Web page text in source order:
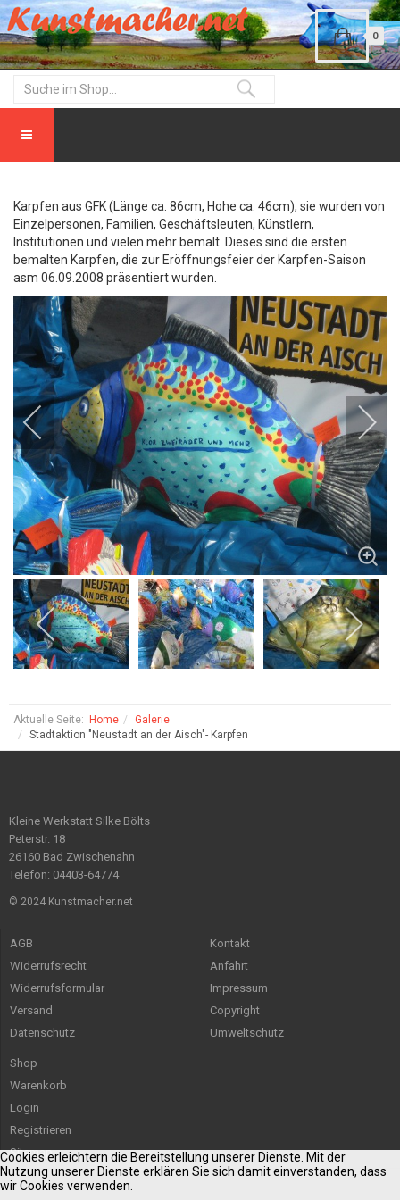
0
Karpfen aus GFK (Länge ca. 86cm, Hohe ca. 46cm), sie wurden von
Einzelpersonen, Familien, Geschäftsleuten, Künstlern,
Institutionen und vielen mehr bemalt. Dieses sind die ersten
bemalten Karpfen, die zur Eröffnungsfeier der Karpfen-Saison
asm 06.09.2008 präsentiert wurden.
Aktuelle Seite: Home
Galerie
Stadtaktion "Neustadt an der Aisch"- Karpfen
Kleine Werkstatt Silke Bölts
Peterstr. 18
26160 Bad Zwischenahn
Telefon: 04403-64774
© 2024 Kunstmacher.net
AGB
Widerrufsrecht
Widerrufsformular
Versand
Datenschutz
Kontakt
Anfahrt
Impressum
Copyright
Umweltschutz
Shop
Warenkorb
Login
Registrieren
Sitemap
Cookies erleichtern die Bereitstellung unserer Dienste. Mit der
Nutzung unserer Dienste erklären Sie sich damit einverstanden, dass
wir Cookies verwenden.